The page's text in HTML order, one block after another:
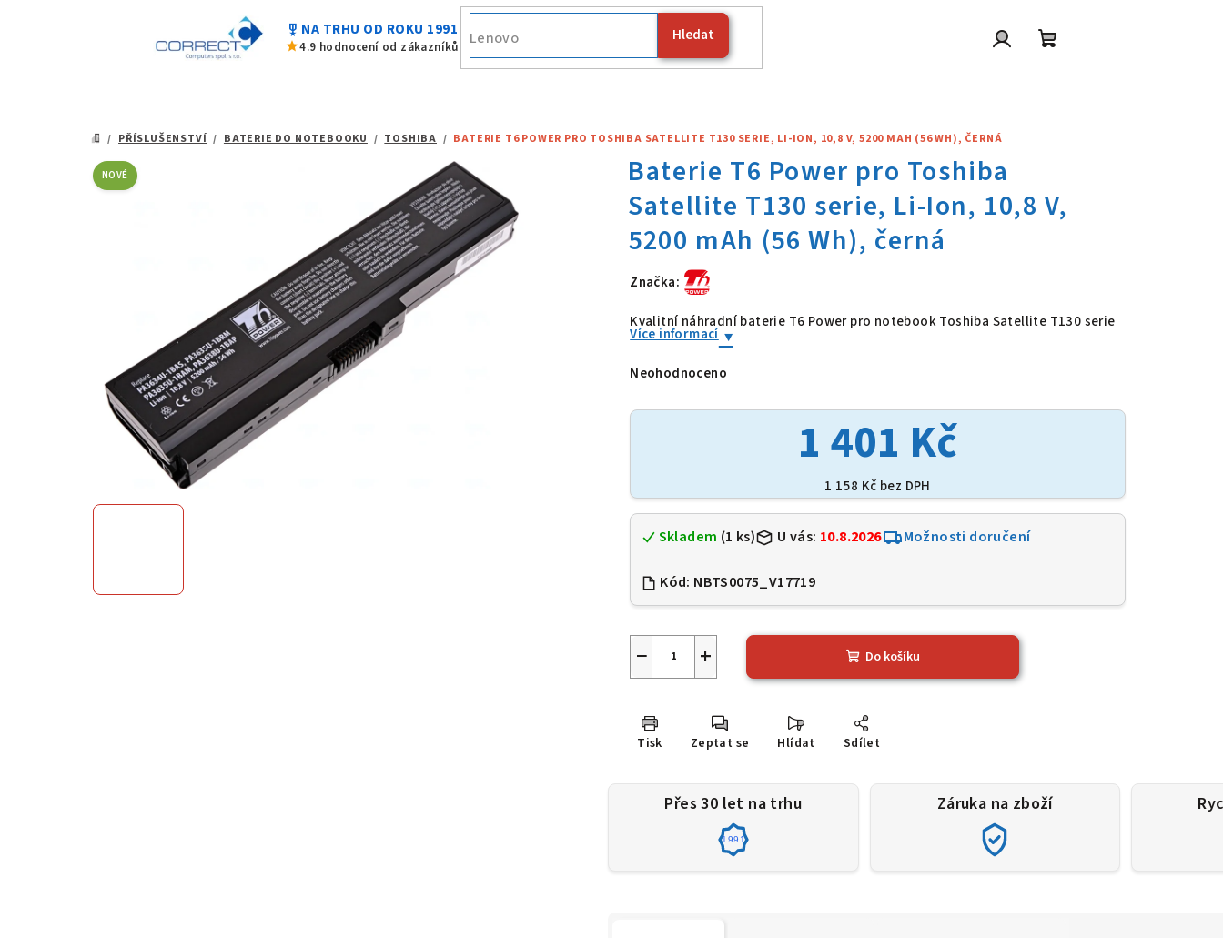
military_tech NA TRHU OD ROKU 1991
star4.9 hodnocení od zákazníků
Hledat
Fujitsu
DOMŮ
/ PŘÍSLUŠENSTVÍ / BATERIE DO NOTEBOOKU / TOSHIBA / BATERIE T6 POWER PRO TOSHIBA SATELLITE T130 SERIE, LI-ION, 10,8 V, 5200 MAH (56 WH), ČERNÁ
Značka:
Baterie T6 Power pro Toshiba Satellite
Kvalitní náhradní baterie T6 Power pro notebook Toshiba Satellite T130 serie
Více informací
Průměrné
produktu
je
Neohodnoceno
1 401 Kč
1 158 Kč bez DPH
Skladem (1 ks) U vás: 10.8.2026 Možnosti doručení
Kód: NBTS0075_V17719
+
− Do košíku
Tisk Zeptat se Hlídat Sdílet
NOVÉ
Přes 30 let na trhu
1991
Záruka na zboží
hvězdiček.